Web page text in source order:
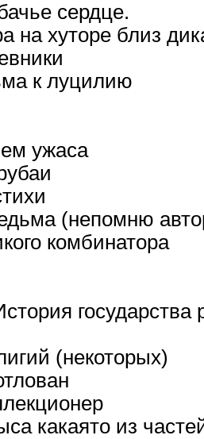
сердце.
на хуторе близ
к луцилию
ужаса
(непомню
комбинатора
(некоторых)
какаято из